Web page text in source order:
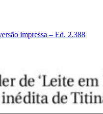
impressa – Ed. 2.388